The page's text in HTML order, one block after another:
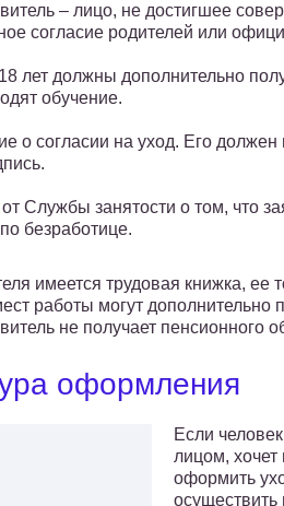
– лицо, не достигшее
согласие родителей или
лет должны дополнительно
обучение.
о согласии на уход. Его
Службы занятости о том, что
безработице.
имеется трудовая книжка, ее
работы могут дополнительно
не получает пенсионного
оформления
Если
лицом, хочет
оформить
осуществить